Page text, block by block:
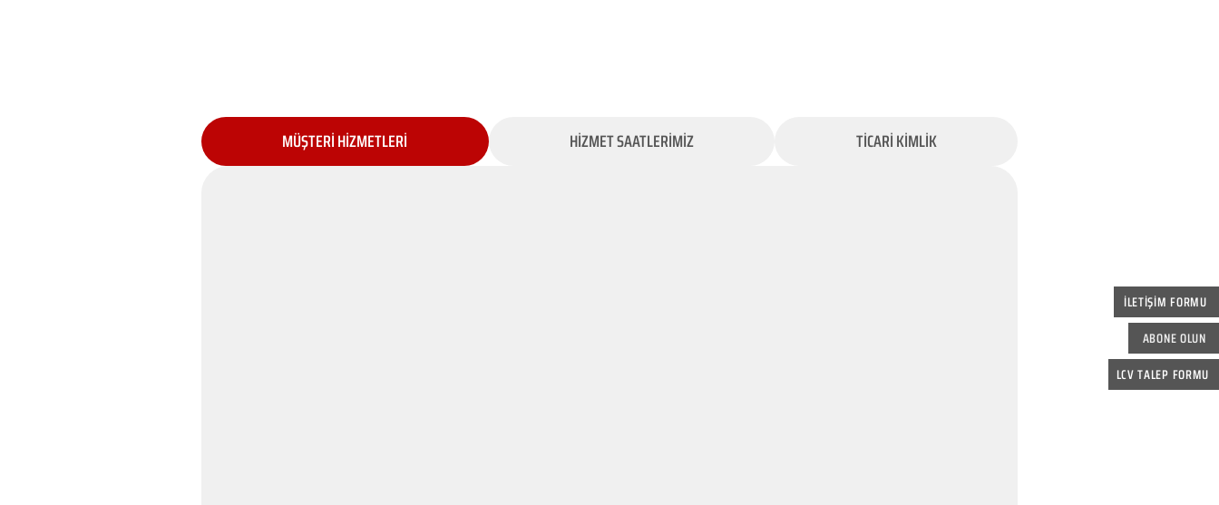
İLETİŞİM FORMU
ABONE OLUN
LCV TALEP FORMU
MÜŞTERİ HİZMETLERİ HİZMET SAATLERİMİZ TİCARİ KİMLİK